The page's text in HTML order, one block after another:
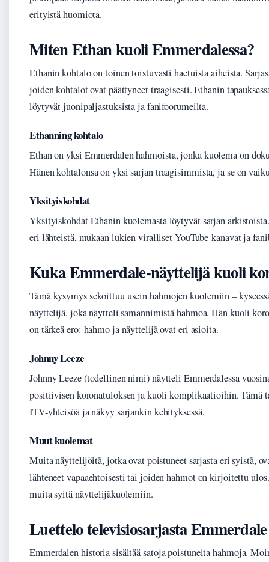
erityistä huomiota.
Miten Ethan kuoli Emmerdalessa?
Ethanin kohtalo on toinen toistuvasti haetuista aiheista.
joiden kohtalot ovat päättyneet traagisesti. Ethanin
löytyvät juonipaljastuksista ja fanifoorumeilta.
Ethanning kohtalo
Ethan on yksi Emmerdalen hahmoista, jonka kuolema on
Hänen kohtalonsa on yksi sarjan traagisimmista, ja se on
Yksityiskohdat
Yksityiskohdat Ethanin kuolemasta löytyvät sarjan
eri lähteistä, mukaan lukien viralliset YouTube-kanavat ja
Kuka Emmerdale-näyttelijä kuoli
Tämä kysymys sekoittuu usein hahmojen kuolemiin –
näyttelijä, joka näytteli samannimistä hahmoa. Hän kuoli
on tärkeä ero: hahmo ja näyttelijä ovat eri asioita.
Johnny Leeze
Johnny Leeze (todellinen nimi) näytteli Emmerdalessa
positiivisen koronatuloksen ja kuoli komplikaatioihin. Tämä
ITV-yhteisöä ja näkyy sarjankin kehityksessä.
Muut kuolemat
Muita näyttelijöitä, jotka ovat poistuneet sarjasta eri syistä,
lähteneet vapaaehtoisesti tai joiden hahmot on kirjoitettu
muita syitä näyttelijäkuolemiin.
Luettelo televisiosarjasta
Emmerdalen historia sisältää satoja poistuneita hahmoja.